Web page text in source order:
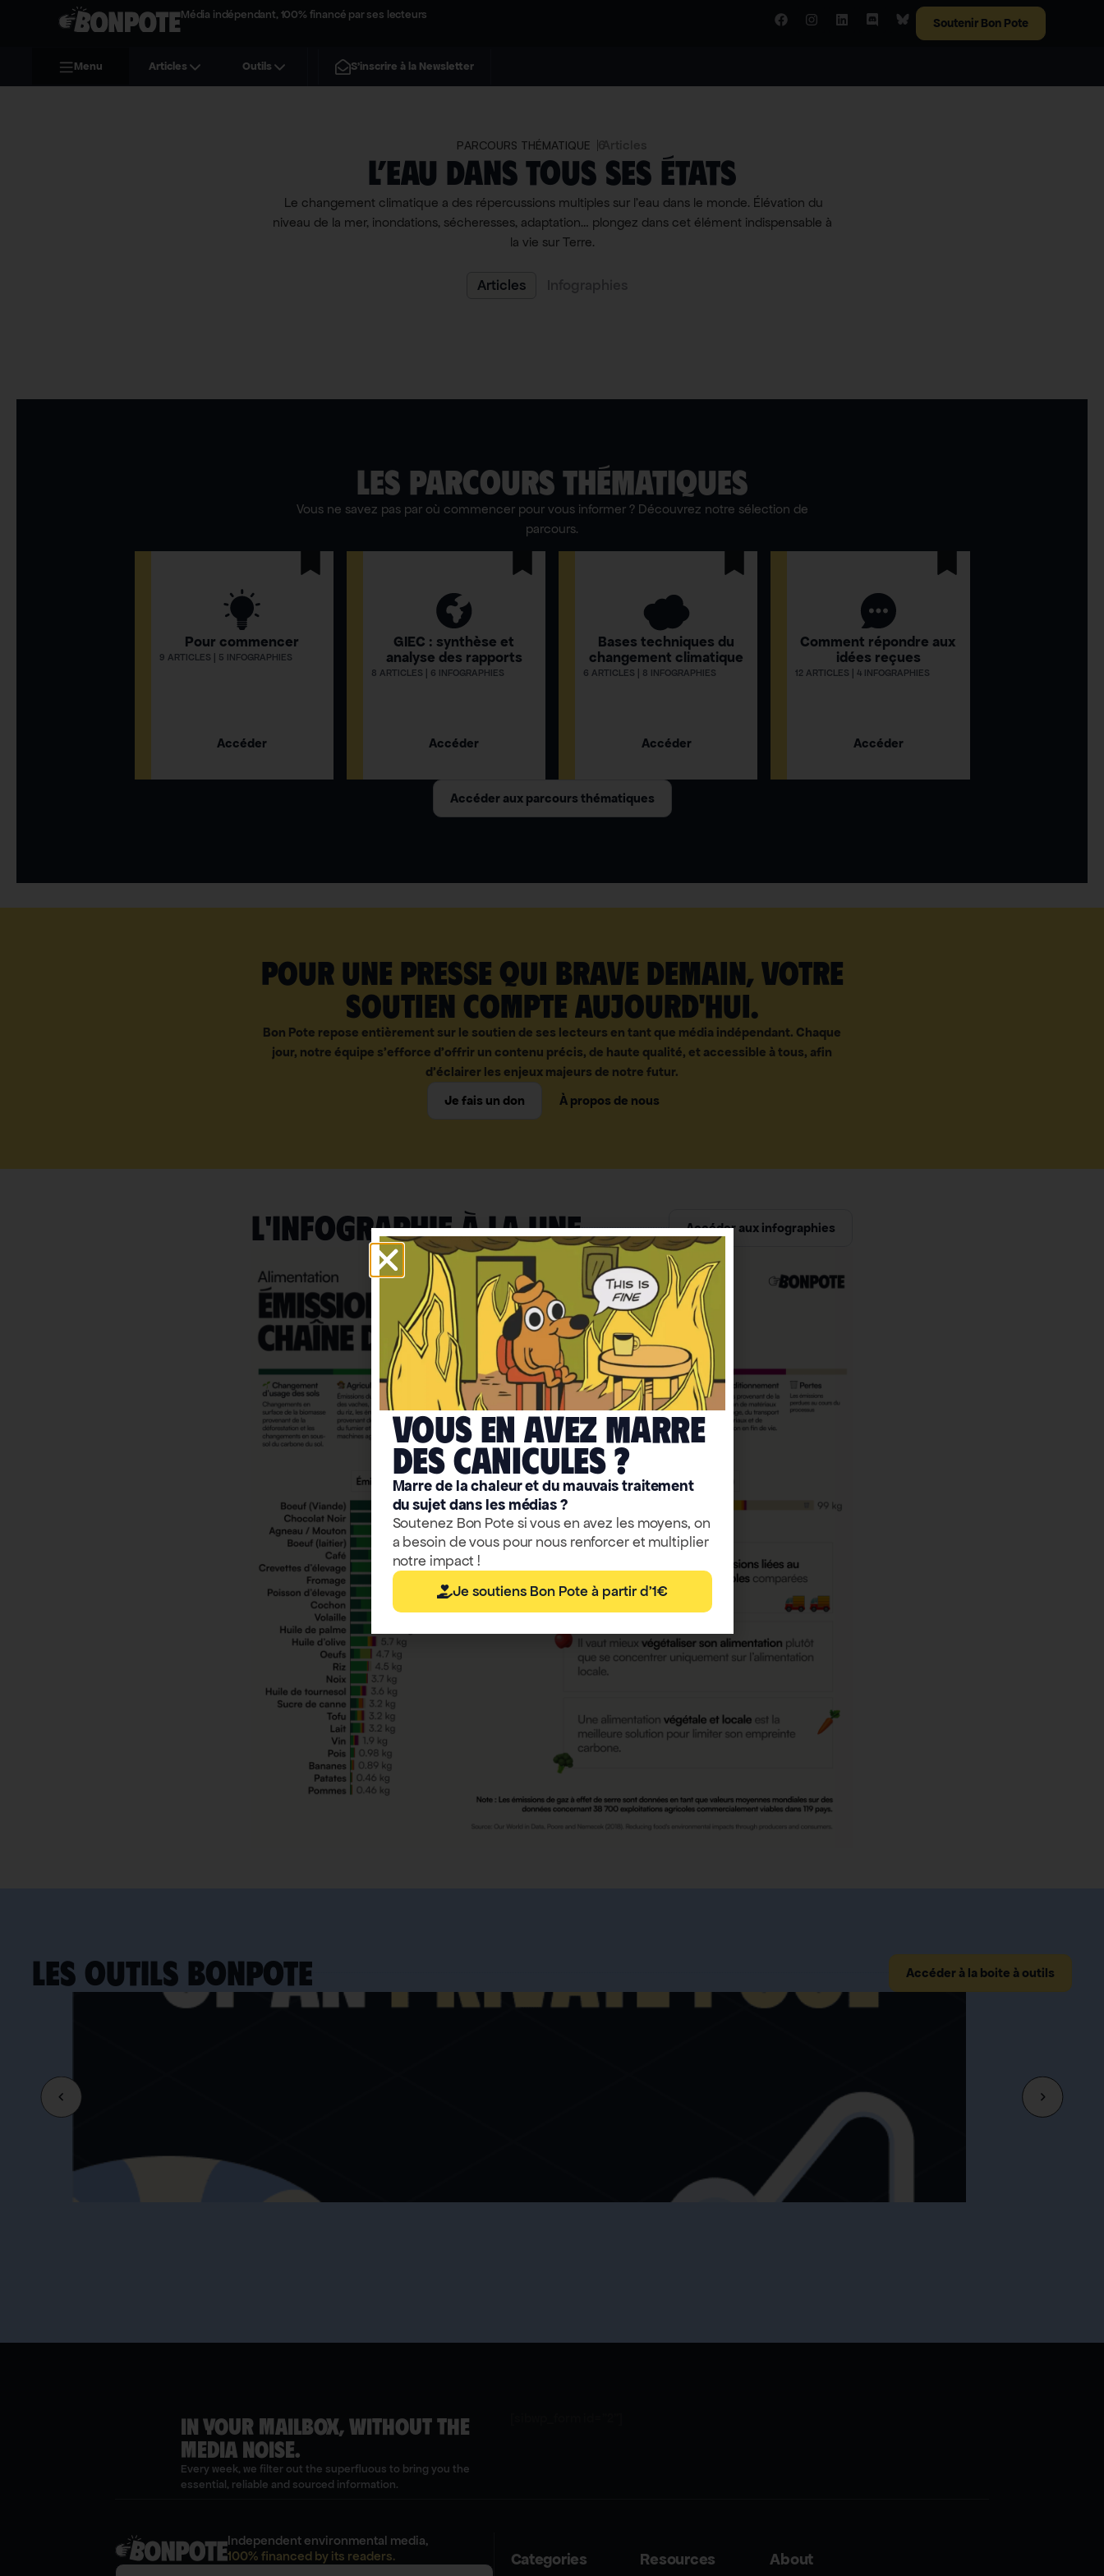
Média indépendant, 100% financé par ses lecteurs
Soutenir Bon Pote
Menu Articles Outils S'inscrire à la Newsletter
PARCOURS THÉMATIQUE
L’eau dans tous ses états
Le changement climatique a des répercussions multiples sur l’eau dans le monde. Élévation du
niveau de la mer, inondations, sécheresses, adaptation… plongez dans cet élément indispensable à
la vie sur Terre.
Articles
LES PARCOURS THÉMATIQUES
Vous ne savez pas par où commencer pour vous informer ? Découvrez notre sélection de
parcours.
Pour commencer
9 ARTICLES | 5 INFOGRAPHIES
Accéder
GIEC : synthèse et
analyse des rapports
8 ARTICLES | 6 INFOGRAPHIES
Accéder
Bases techniques du
changement climatique
6 ARTICLES | 8 INFOGRAPHIES
Accéder
Comment répondre aux
idées reçues
12 ARTICLES | 4 INFOGRAPHIES
Accéder
Accéder aux parcours thématiques
Pour une presse qui brave demain, votre
soutien compte aujourd'hui.
Bon Pote repose entièrement sur le soutien de ses lecteurs en tant que média indépendant. Chaque
jour, notre équipe s’efforce d’offrir un contenu précis, de haute qualité, et accessible à tous, afin
d’éclairer les enjeux majeurs de notre futur.
À propos de nous
Je fais un don
L'INFOGRAPHIE À LA UNE Accéder aux infographies
LES OUTILS BONPOTE Accéder à la boite à outils
IN YOUR MAILBOX, WITHOUT THE
MEDIA NOISE.
Every week, we filter out the superfluous to bring you the
essential, reliable and sourced information.
Independent environmental media,
100% financed by its readers.
Categories Resources About
Vous en avez marre
deS caniculeS ?
Marre de la chaleur et du mauvais traitement
du sujet dans les médias ?
Soutenez Bon Pote si vous en avez les moyens, on
a besoin de vous pour nous renforcer et multiplier
notre impact !
Je soutiens Bon Pote à partir d'1€